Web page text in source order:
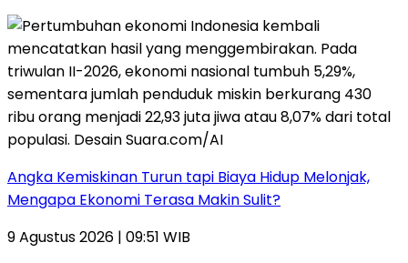
Angka Kemiskinan Turun tapi Biaya Hidup Melonjak,
Mengapa Ekonomi Terasa Makin Sulit?
9 Agustus 2026 | 09:51 WIB